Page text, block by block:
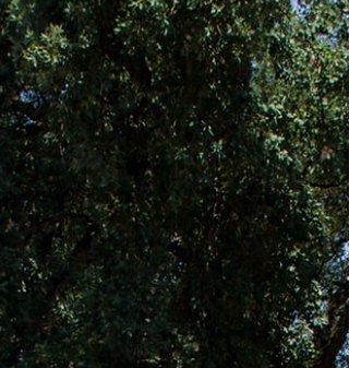
destinada a jovens atletas dos escalões
7 até sub-19. Numa publicação nas redes
sociais, o clube de Touriz explica que a
iniciativa visa “promover o desenvolvimento
do futebol de forma estruturada e educativa,
oferecendo aos part